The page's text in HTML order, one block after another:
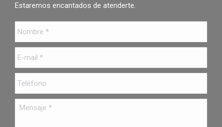
Estaremos encantados de atenderte.
mail *
Mensaje